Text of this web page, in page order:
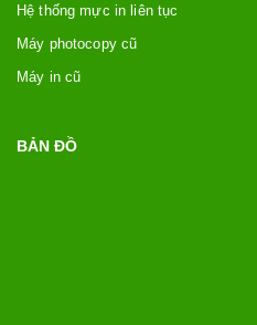
Hệ thống mực in liên tục
Máy photocopy cũ
Máy in cũ
BẢN ĐỒ